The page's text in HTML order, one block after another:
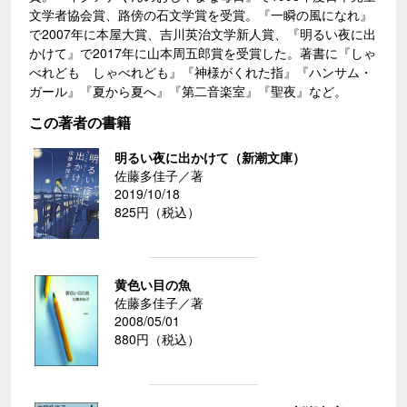
文学者協会賞、路傍の石文学賞を受賞。『一瞬の風になれ』
で2007年に本屋大賞、吉川英治文学新人賞、『明るい夜に出
かけて』で2017年に山本周五郎賞を受賞した。著書に『しゃ
べれども しゃべれども』『神様がくれた指』『ハンサム・
ガール』『夏から夏へ』『第二音楽室』『聖夜』など。
この著者の書籍
明るい夜に出かけて（新潮文庫）
佐藤多佳子／著
2019/10/18
825円（税込）
黄色い目の魚
佐藤多佳子／著
2008/05/01
880円（税込）